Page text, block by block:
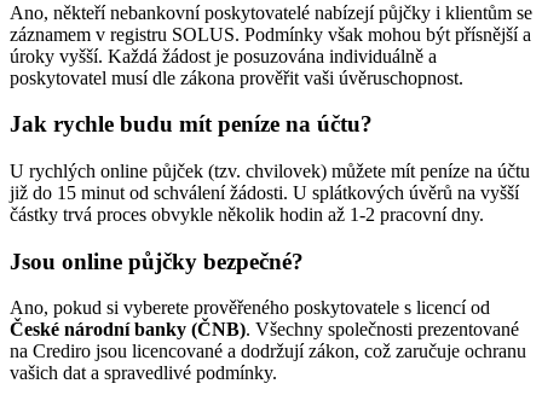
Ano, někteří nebankovní poskytovatelé nabízejí půjčky i klientům se
záznamem v registru SOLUS. Podmínky však mohou být přísnější a
úroky vyšší. Každá žádost je posuzována individuálně a
poskytovatel musí dle zákona prověřit vaši úvěruschopnost.
Jak rychle budu mít peníze na účtu?
U rychlých online půjček (tzv. chvilovek) můžete mít peníze na účtu
již do 15 minut od schválení žádosti. U splátkových úvěrů na vyšší
částky trvá proces obvykle několik hodin až 1-2 pracovní dny.
Jsou online půjčky bezpečné?
Ano, pokud si vyberete prověřeného poskytovatele s licencí od
České národní banky (ČNB). Všechny společnosti prezentované
na Crediro jsou licencované a dodržují zákon, což zaručuje ochranu
vašich dat a spravedlivé podmínky.